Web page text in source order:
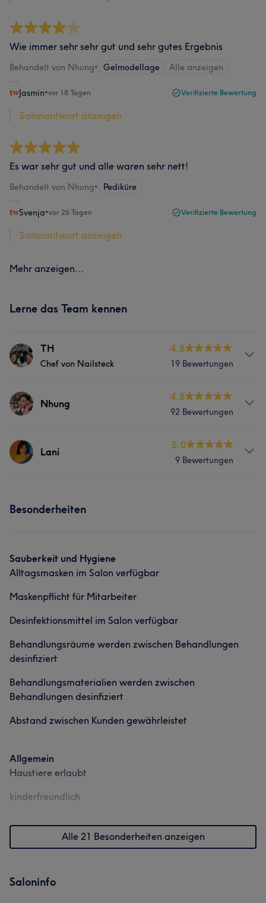
Wie immer sehr sehr gut und sehr gutes Ergebnis
Behandelt von Nhung• Gelmodellage Alle anzeigen
Jasmin•vor 18 Tagen Verifizierte Bewertung
Salonantwort anzeigen
Es war sehr gut und alle waren sehr nett!
Behandelt von Nhung• Pediküre
Svenja•vor 26 Tagen Verifizierte Bewertung
Salonantwort anzeigen
Mehr anzeigen...
Lerne das Team kennen
TH
Chef von Nailsteck
4.8
19 Bewertungen
Info
Über 10 Jahre in Nagel Design
Services
Portfolio
Nhung
4.8
92 Bewertungen
Info
Über 10 Jahre Erfahrung Spezialisierung im
Services
Portfolio
Lani
5.0
9 Bewertungen
Spezialisierung im Nageldesign
Friseur
Portfolio
Besonderheiten
Sauberkeit und Hygiene
Alltagsmasken im Salon verfügbar
Maskenpflicht für Mitarbeiter
Desinfektionsmittel im Salon verfügbar
Behandlungsräume werden zwischen Behandlungen
desinfiziert
Behandlungsmaterialien werden zwischen
Behandlungen desinfiziert
Abstand zwischen Kunden gewährleistet
Allgemein
Haustiere erlaubt
kinderfreundlich
Alle 21 Besonderheiten anzeigen
Saloninfo